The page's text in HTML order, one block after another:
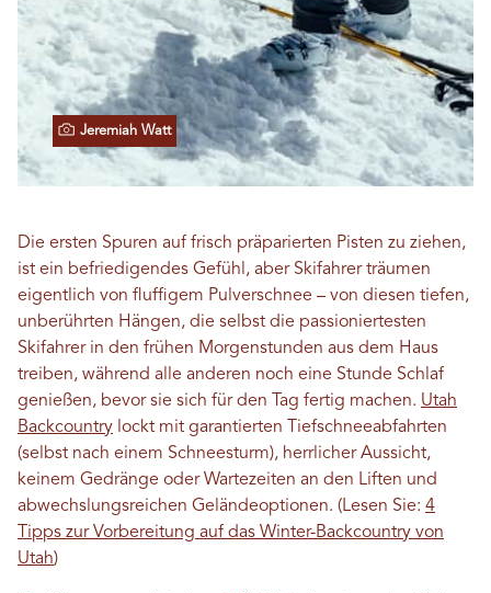
Jeremiah Watt
Die ersten Spuren auf frisch präparierten Pisten zu ziehen,
ist ein befriedigendes Gefühl, aber Skifahrer träumen
eigentlich von fluffigem Pulverschnee – von diesen tiefen,
unberührten Hängen, die selbst die passioniertesten
Skifahrer in den frühen Morgenstunden aus dem Haus
treiben, während alle anderen noch eine Stunde Schlaf
genießen, bevor sie sich für den Tag fertig machen. Utah
Backcountry lockt mit garantierten Tiefschneeabfahrten
(selbst nach einem Schneesturm), herrlicher Aussicht,
keinem Gedränge oder Wartezeiten an den Liften und
abwechslungsreichen Geländeoptionen. (Lesen Sie: 4
Tipps zur Vorbereitung auf das Winter-Backcountry von
Utah)